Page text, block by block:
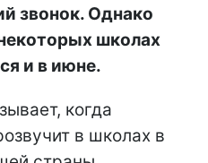
звонок. Однако
школах
и в июне.
когда
в школах в